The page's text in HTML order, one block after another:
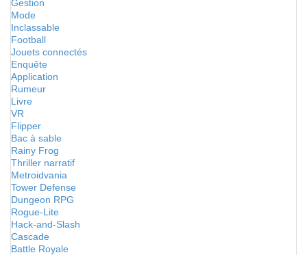
Gestion
Mode
Inclassable
Football
Jouets connectés
Enquête
Application
Rumeur
Livre
VR
Flipper
Bac à sable
Rainy Frog
Thriller narratif
Metroidvania
Tower Defense
Dungeon RPG
Rogue-Lite
Hack-and-Slash
Cascade
Battle Royale